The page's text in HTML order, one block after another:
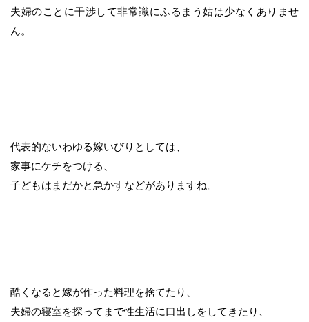
夫婦のことに干渉して非常識にふるまう姑は少なくありませ
ん。
代表的ないわゆる嫁いびりとしては、
家事にケチをつける、
子どもはまだかと急かすなどがありますね。
酷くなると嫁が作った料理を捨てたり、
夫婦の寝室を探ってまで性生活に口出しをしてきたり、